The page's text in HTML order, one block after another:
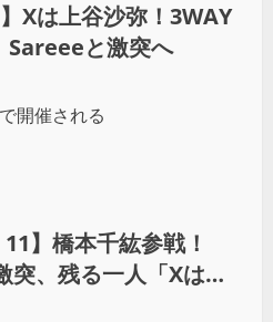
Xは上谷沙弥！3WAY
Sareeeと激突へ
開催される
】橋本千紘参戦！
突、残る一人「Xは誰